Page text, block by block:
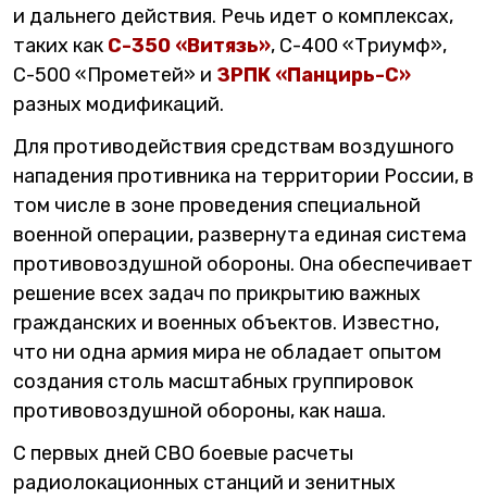
и дальнего действия. Речь идет о комплексах,
таких как С-350 «Витязь», С-400 «Триумф»,
С-500 «Прометей» и ЗРПК «Панцирь-С»
разных модификаций.
Для противодействия средствам воздушного
нападения противника на территории России, в
том числе в зоне проведения специальной
военной операции, развернута единая система
противовоздушной обороны. Она обеспечивает
решение всех задач по прикрытию важных
гражданских и военных объектов. Известно,
что ни одна армия мира не обладает опытом
создания столь масштабных группировок
противовоздушной обороны, как наша.
С первых дней СВО боевые расчеты
радиолокационных станций и зенитных